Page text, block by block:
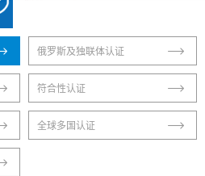
俄罗斯及独联体认证
符合性认证
全球多国认证